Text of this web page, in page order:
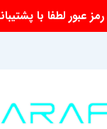
عبور لطفا با